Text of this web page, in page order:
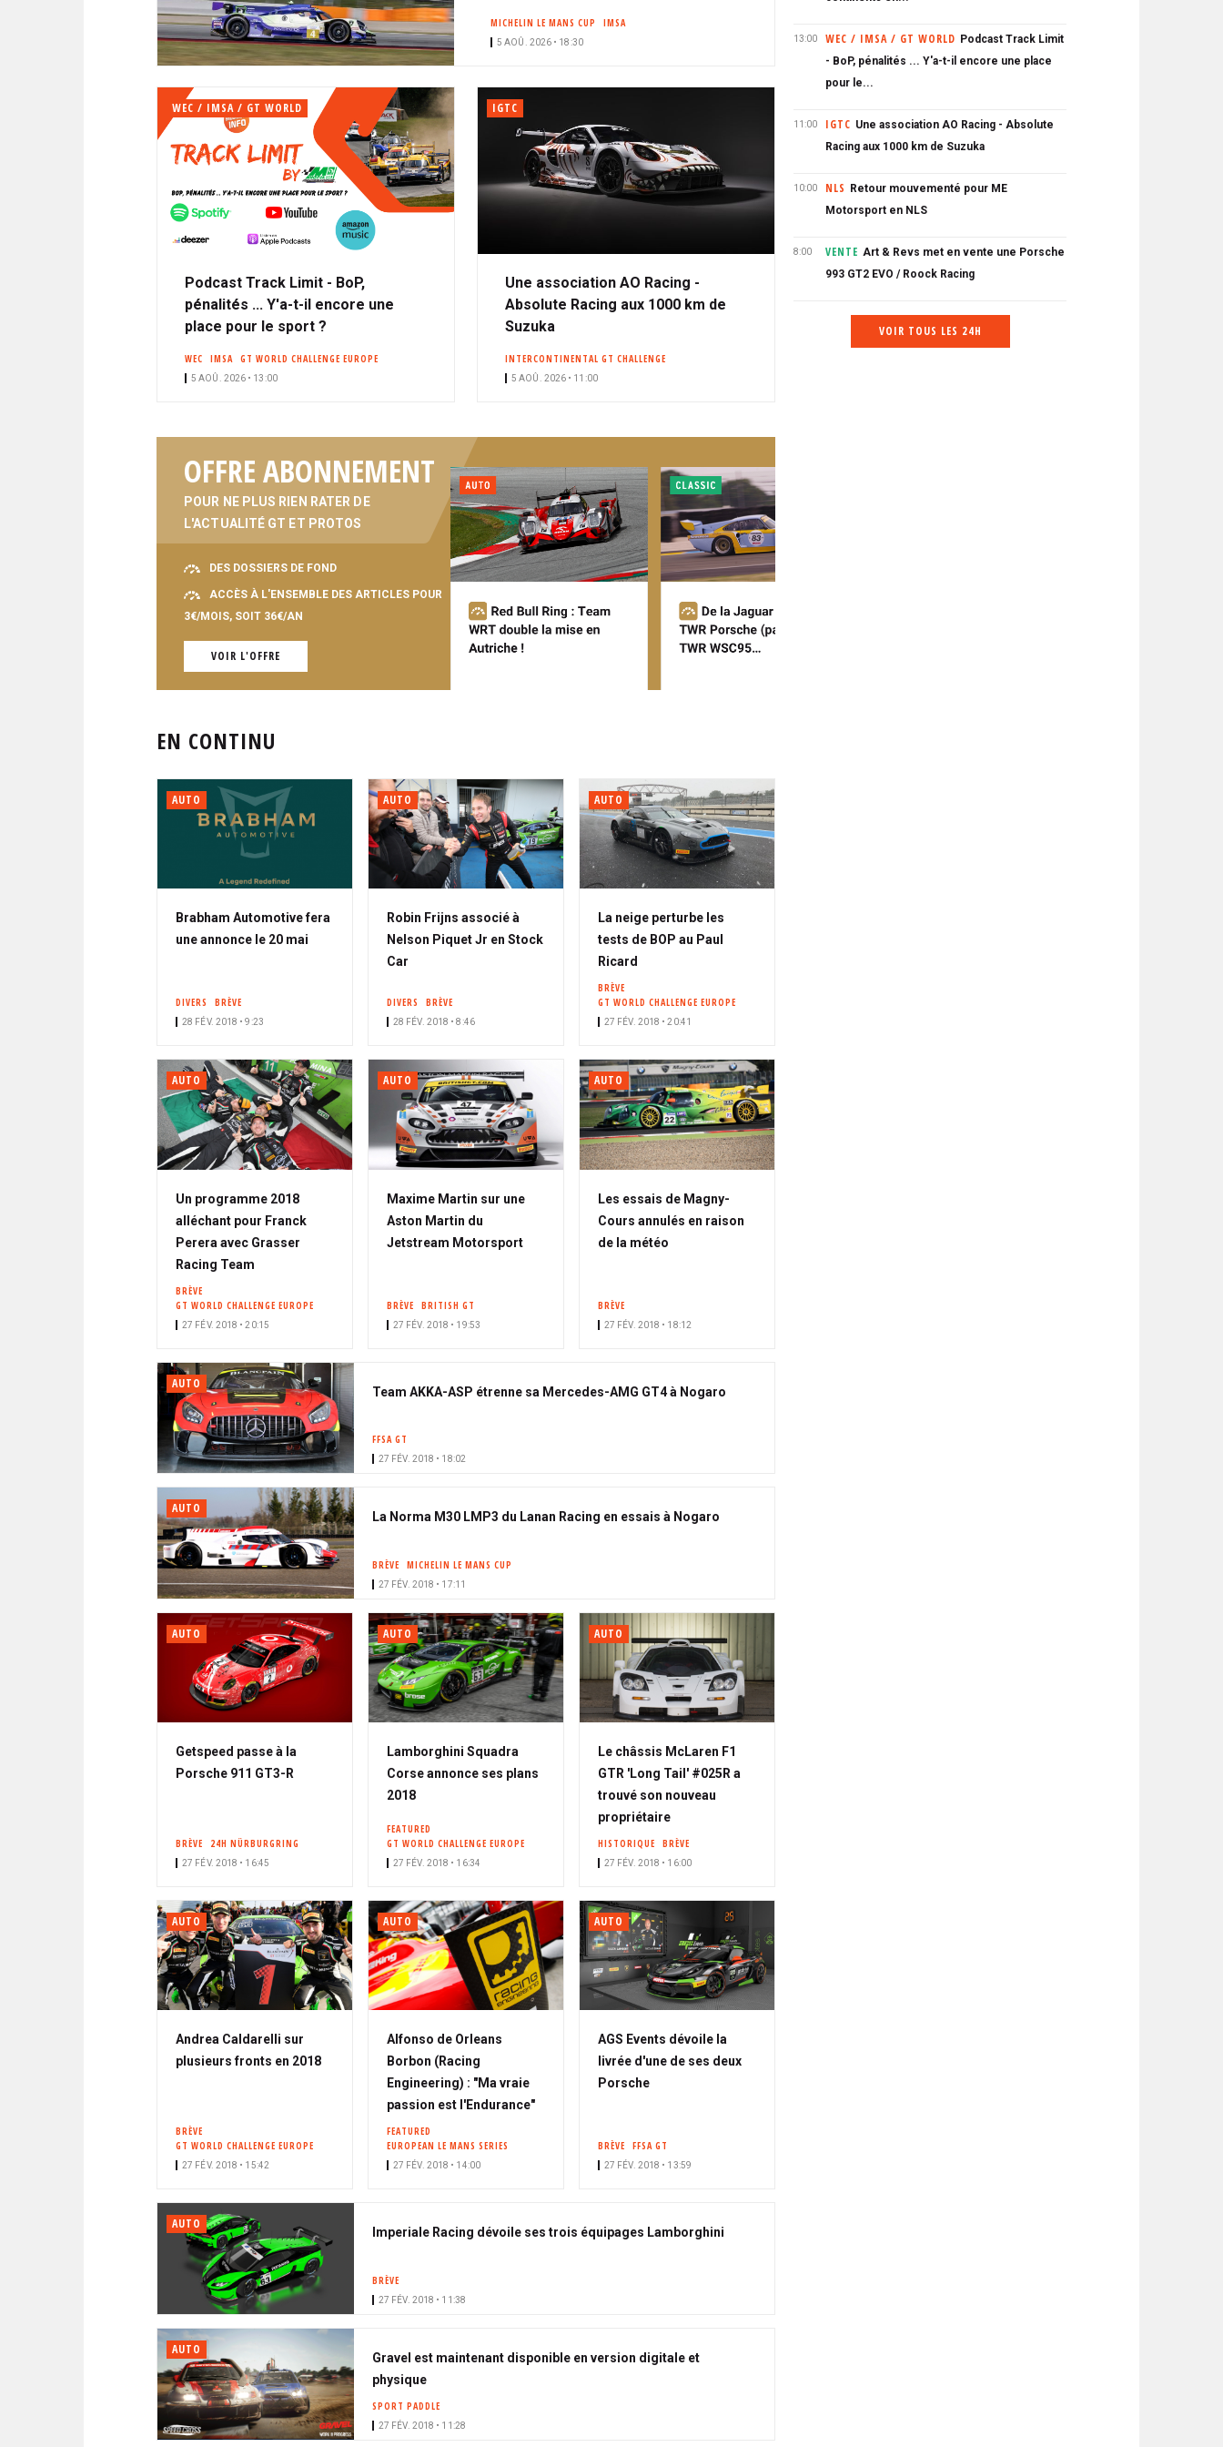
C
I
P
A
E
A
N
MICHELIN LE MANS CUP IMSA
5 AOÛ. 2026 • 18:30
WEC / IMSA / GT WORLD
Podcast Track Limit - BoP,
pénalités ... Y'a-t-il encore une
place pour le sport ?
WEC IMSA GT WORLD CHALLENGE EUROPE
5 AOÛ. 2026 • 13:00
IGTC
Une association AO Racing -
Absolute Racing aux 1000 km de
Suzuka
INTERCONTINENTAL GT CHALLENGE
5 AOÛ. 2026 • 11:00
OFFRE ABONNEMENT
POUR NE PLUS RIEN RATER DE
L'ACTUALITÉ GT ET PROTOS
DES DOSSIERS DE FOND
ACCÈS À L'ENSEMBLE DES ARTICLES POUR
3€/MOIS, SOIT 36€/AN
VOIR L'OFFRE
EN CONTINU
AUTO
Brabham Automotive fera
une annonce le 20 mai
DIVERS BRÈVE
28 FÉV. 2018 • 9:23
AUTO
Robin Frijns associé à
Nelson Piquet Jr en Stock
Car
DIVERS BRÈVE
28 FÉV. 2018 • 8:46
AUTO
La neige perturbe les
tests de BOP au Paul
Ricard
BRÈVE
GT WORLD CHALLENGE EUROPE
27 FÉV. 2018 • 20:41
AUTO
Un programme 2018
alléchant pour Franck
Perera avec Grasser
Racing Team
BRÈVE
GT WORLD CHALLENGE EUROPE
27 FÉV. 2018 • 20:15
AUTO
Maxime Martin sur une
Aston Martin du
Jetstream Motorsport
BRÈVE BRITISH GT
27 FÉV. 2018 • 19:53
AUTO
Les essais de Magny-
Cours annulés en raison
de la météo
BRÈVE
27 FÉV. 2018 • 18:12
AUTO
Team AKKA-ASP étrenne sa Mercedes-AMG GT4 à Nogaro
FFSA GT
27 FÉV. 2018 • 18:02
AUTO
La Norma M30 LMP3 du Lanan Racing en essais à Nogaro
BRÈVE MICHELIN LE MANS CUP
27 FÉV. 2018 • 17:11
AUTO
Getspeed passe à la
Porsche 911 GT3-R
BRÈVE 24H NÜRBURGRING
27 FÉV. 2018 • 16:45
AUTO
Lamborghini Squadra
Corse annonce ses plans
2018
FEATURED
GT WORLD CHALLENGE EUROPE
27 FÉV. 2018 • 16:34
AUTO
Le châssis McLaren F1
GTR 'Long Tail' #025R a
trouvé son nouveau
propriétaire
HISTORIQUE BRÈVE
27 FÉV. 2018 • 16:00
AUTO
Andrea Caldarelli sur
plusieurs fronts en 2018
BRÈVE
GT WORLD CHALLENGE EUROPE
27 FÉV. 2018 • 15:42
AUTO
Alfonso de Orleans
Borbon (Racing
Engineering) : "Ma vraie
passion est l'Endurance"
FEATURED
EUROPEAN LE MANS SERIES
27 FÉV. 2018 • 14:00
AUTO
AGS Events dévoile la
livrée d'une de ses deux
Porsche
BRÈVE FFSA GT
27 FÉV. 2018 • 13:59
AUTO
Imperiale Racing dévoile ses trois équipages Lamborghini
BRÈVE
27 FÉV. 2018 • 11:38
AUTO
Gravel est maintenant disponible en version digitale et
physique
SPORT PADDLE
27 FÉV. 2018 • 11:28
13:00 WEC / IMSA / GT WORLD Podcast Track Limit
- BoP, pénalités ... Y'a-t-il encore une place
pour le...
11:00 IGTC Une association AO Racing - Absolute
Racing aux 1000 km de Suzuka
10:00 NLS Retour mouvementé pour ME
Motorsport en NLS
8:00 VENTE Art & Revs met en vente une Porsche
993 GT2 EVO / Roock Racing
VOIR TOUS LES 24H